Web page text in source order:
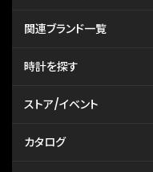
関連ブランド一覧
時計を探す
ストア/イベント
カタログ